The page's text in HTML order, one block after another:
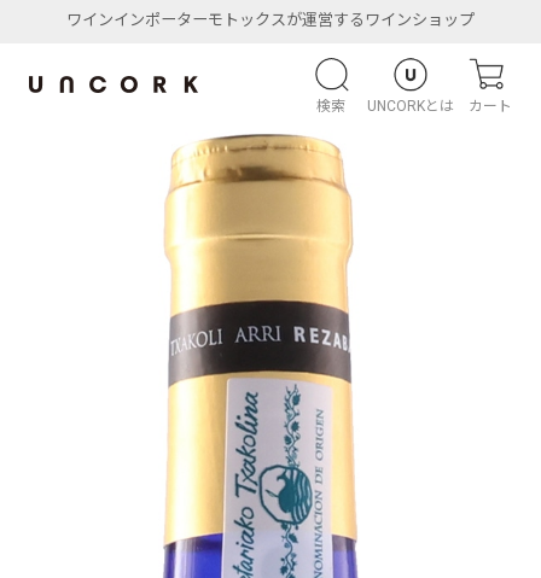
ワインインポーターモトックスが運営するワインショップ
検索 UNCORKとは カート